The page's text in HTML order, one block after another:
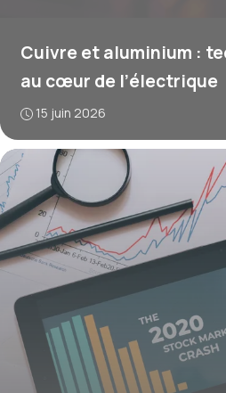
Cuivre et aluminium :
au cœur de l’électrique
15 juin 2026